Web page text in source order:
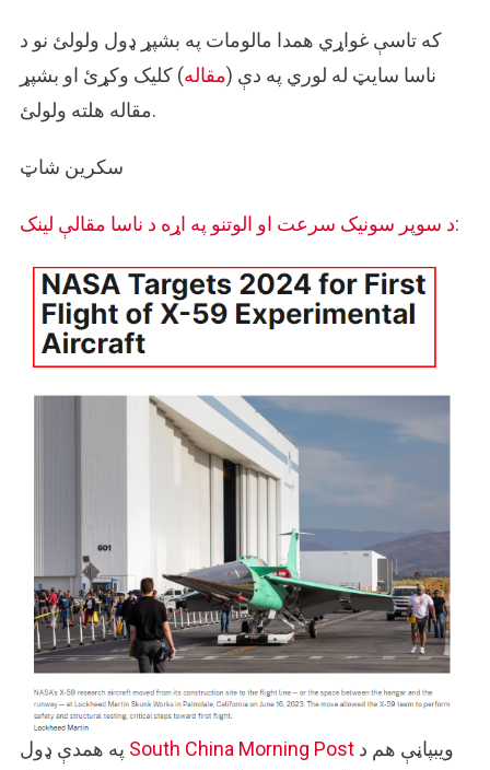
که تاسې غواړي همدا مالومات په بشپړ ډول ولولئ نو د
ناسا سایټ له لوري په دې (مقاله) کلیک وکړئ او بشپړ
مقاله هلته ولولئ.
سکرین شاټ
د سوپر سونیک سرعت او الوتنو په اړه د ناسا مقالې لینک:
South China Morning Postویبپاڼې هم د